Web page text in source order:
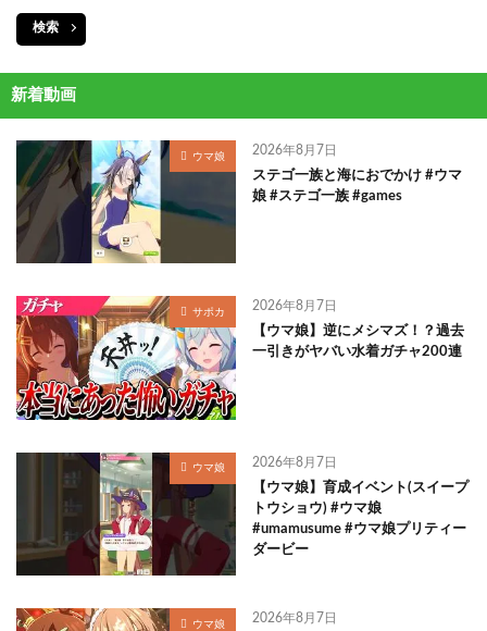
検索
新着動画
ウマ娘 2026年8月7日
ステゴ一族と海におでかけ #ウマ
娘 #ステゴ一族 #games
サポカ 2026年8月7日
【ウマ娘】逆にメシマズ！？過去
一引きがヤバい水着ガチャ200連
ウマ娘 2026年8月7日
【ウマ娘】育成イベント(スイープ
トウショウ) #ウマ娘
#umamusume #ウマ娘プリティー
ダービー
ウマ娘 2026年8月7日